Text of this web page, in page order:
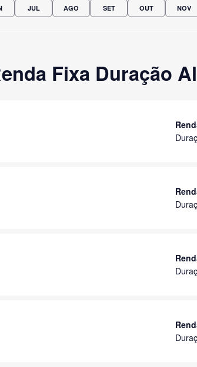
JUL AGO SET OUT NOV
Fixa Duração